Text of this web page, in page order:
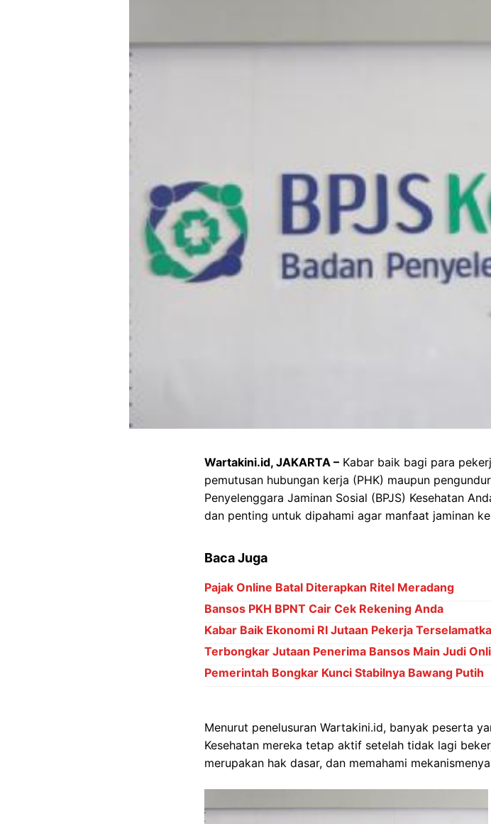
Wartakini.id, JAKARTA – Kabar baik bagi para
pemutusan hubungan kerja (PHK) maupun
Penyelenggara Jaminan Sosial (BPJS) Kesehatan
dan penting untuk dipahami agar manfaat jaminan
Baca Juga
Pajak Online Batal Diterapkan Ritel Meradang
Bansos PKH BPNT Cair Cek Rekening Anda
Kabar Baik Ekonomi RI Jutaan Pekerja
Terbongkar Jutaan Penerima Bansos Main Judi
Pemerintah Bongkar Kunci Stabilnya Bawang Putih
Menurut penelusuran Wartakini.id, banyak peserta
Kesehatan mereka tetap aktif setelah tidak lagi
merupakan hak dasar, dan memahami